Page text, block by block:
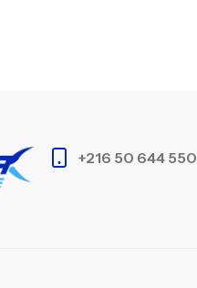
+216 50 644 550